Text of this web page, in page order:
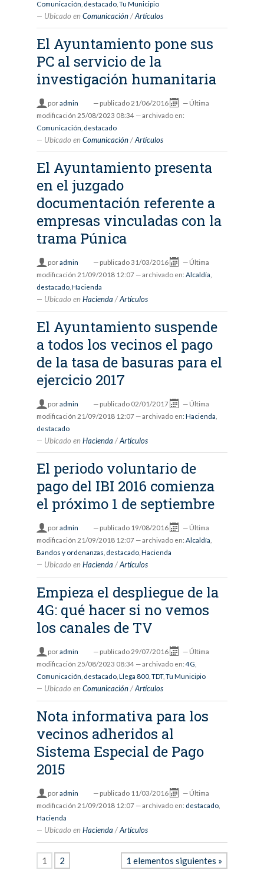
Comunicación destacado, Tu Municipio
Ubicado en Comunicación /Artículos
El Ayuntamiento pone sus
PC al servicio de la
investigación humanitaria
poradmin — publicado 21/06/2016 — Última
modificación 25/08/2023 08:34 — archivado en:
Comunicación destacado
Ubicado en Comunicación /Artículos
El Ayuntamiento presenta
en el juzgado
documentación referente a
empresas vinculadas con la
trama Púnica
poradmin — publicado31/03/2016 — Última
modificación 21/09/2018 12:07 — archivado en: Alcaldía
destacado, Hacienda
Ubicado en Hacienda /Artículos
El Ayuntamiento suspende
a todos los vecinos el pago
de la tasa de basuras para el
ejercicio 2017
poradmin — publicado 02/01/2017 — Última
modificación 21/09/2018 12:07 — archivado en: Hacienda
destacado
Ubicado en Hacienda /Artículos
El periodo voluntario de
pago del IBI 2016 comienza
el próximo 1 de septiembre
poradmin — publicado 19/08/2016 — Última
modificación 21/09/2018 12:07 — archivado en: Alcaldía
Bandos y ordenanzas destacado, Hacienda
Ubicado en Hacienda /Artículos
Empieza el despliegue de la
4G: qué hacer si no vemos
los canales de TV
poradmin — publicado 29/07/2016 — Última
modificación 25/08/2023 08:34 — archivado en:4G
Comunicación destacado, Llega 800, TDT, Tu Municipio
Ubicado en Comunicación /Artículos
Nota informativa para los
vecinos adheridos al
Sistema Especial de Pago
2015
poradmin — publicado 11/03/2016 — Última
modificación 21/09/2018 12:07 — archivado en: destacado,
Hacienda
Ubicado en Hacienda /Artículos
1 elementos siguientes »
1 2